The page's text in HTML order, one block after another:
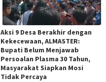
Aksi 9 Desa Berakhir dengan
Kekecewaan, ALMASTER:
Bupati Belum Menjawab
Persoalan Plasma 30 Tahun,
Masyarakat Siapkan Mosi
Tidak Percaya